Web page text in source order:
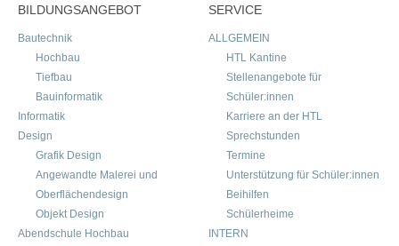
BILDUNGSANGEBOT
Bautechnik
Hochbau
Tiefbau
Bauinformatik
Informatik
Design
Grafik Design
Angewandte Malerei und
Oberflächendesign
Objekt Design
Abendschule Hochbau
SERVICE
ALLGEMEIN
HTL Kantine
Stellenangebote für
Schüler:innen
Karriere an der HTL
Sprechstunden
Termine
Unterstützung für Schüler:innen
Beihilfen
Schülerheime
INTERN